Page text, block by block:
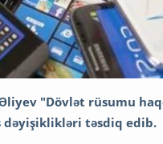
"Dövlət rüsumu
təsdiq edib.